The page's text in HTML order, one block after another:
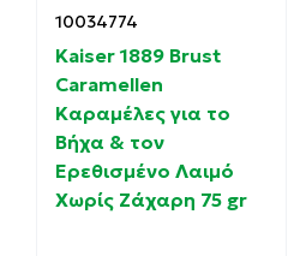
10034774
Kaiser 1889 Brust
Caramellen
Καραμέλες για το
Βήχα & τον
Ερεθισμένο Λαιμό
Χωρίς Ζάχαρη 75 gr